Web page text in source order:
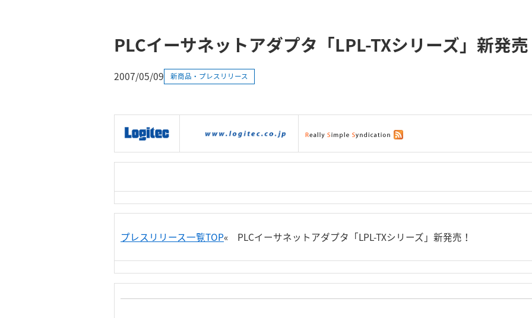
PLCイーサネットアダプタ「LPL-TXシリーズ」新発
2007/05/09 新商品・プレスリリース
プレスリリース一覧TOP« PLCイーサネットアダプタ「LPL-TXシリーズ」新発売！